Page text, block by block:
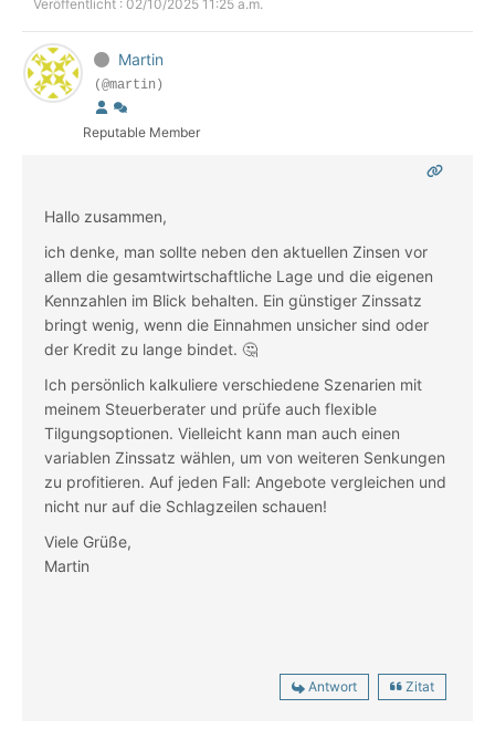
Veröffentlicht : 02/10/2025 11:25 a.m.
Martin
(@martin)
Reputable Member
Hallo zusammen,
ich denke, man sollte neben den aktuellen Zinsen vor
allem die gesamtwirtschaftliche Lage und die eigenen
Kennzahlen im Blick behalten. Ein günstiger Zinssatz
bringt wenig, wenn die Einnahmen unsicher sind oder
der Kredit zu lange bindet. 🤔
Ich persönlich kalkuliere verschiedene Szenarien mit
meinem Steuerberater und prüfe auch flexible
Tilgungsoptionen. Vielleicht kann man auch einen
variablen Zinssatz wählen, um von weiteren Senkungen
zu profitieren. Auf jeden Fall: Angebote vergleichen und
nicht nur auf die Schlagzeilen schauen!
Viele Grüße,
Martin
Antwort Zitat